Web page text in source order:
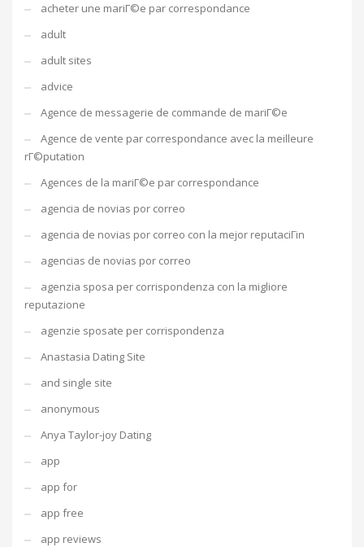
acheter une mariГ©e par correspondance
adult
adult sites
advice
Agence de messagerie de commande de mariГ©e
Agence de vente par correspondance avec la meilleure
rГ©putation
Agences de la mariГ©e par correspondance
agencia de novias por correo
agencia de novias por correo con la mejor reputaciГіn
agencias de novias por correo
agenzia sposa per corrispondenza con la migliore
reputazione
agenzie sposate per corrispondenza
Anastasia Dating Site
and single site
anonymous
Anya Taylor-joy Dating
app
app for
app free
app reviews